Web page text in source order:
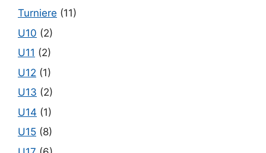
Turniere (11)
U10 (2)
U11 (2)
U12 (1)
U13 (2)
U14 (1)
U15 (8)